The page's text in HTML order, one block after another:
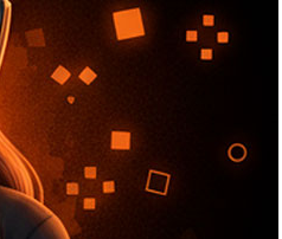
de calidad confiable y
y el fortalecimiento del punto de
Meetion, Bange, Kaloc, Kuu,
presentación óptima de nuestros